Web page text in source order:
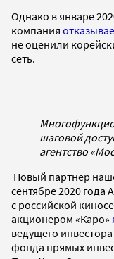
Однако в январе
компания
не оценили
сеть.
шаговой
агентство
Новый партнер
сентябре 2020 года
с российской
акционером «Каро»
ведущего
фонда прямых